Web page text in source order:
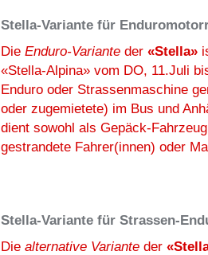
Stella-Variante für
Die Enduro-Variante der «Stella»
«Stella-Alpina» vom DO, 11.Juli
Enduro oder Strassenmaschine
oder zugemietete) im Bus und
dient sowohl als Gepäck-
gestrandete Fahrer(innen) oder
Stella-Variante für Strassen-
Die alternative Variante der